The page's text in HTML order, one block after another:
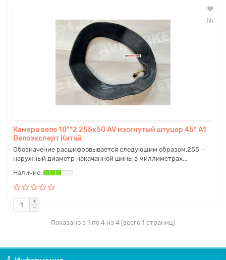
Камера вело 10"*2 255x50 AV изогнутый штуцер 45° A1
Велоэксперт Китай
Обозначение расшифровывается следующим образом:255 —
наружный диаметр накачанной шины в миллиметрах...
Показано с 1 по 4 из 4 (всего 1 страниц)